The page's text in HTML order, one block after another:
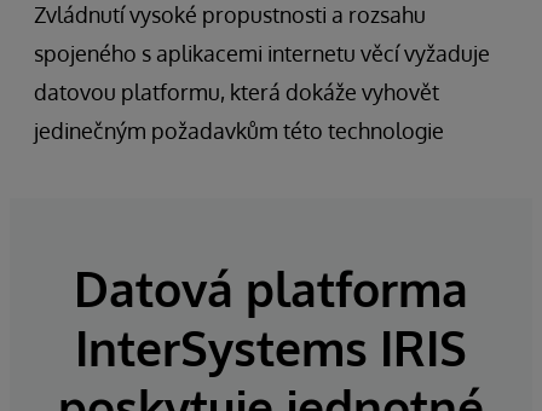
Zvládnutí vysoké propustnosti a rozsahu
spojeného s aplikacemi internetu věcí vyžaduje
datovou platformu, která dokáže vyhovět
jedinečným požadavkům této technologie
Datová platforma
InterSystems IRIS